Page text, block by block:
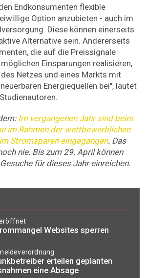
Endkonsumenten flexible
Option anzubieten - auch im
Diese können einerseits
Alternative sein. Andererseits
die auf die Preissignale
Einsparungen realisieren,
Netzes und eines Markts mit
Energiequellen bei", lautet
Im vergangenen Jahr sind beim
im Rahmen der wettbewerblichen
Stromsparen eingegangen. Das
nie. Bis zum 29. April können
für dieses Jahr einreichen.
Websites sperren
erteilen geplanten
eine Absage